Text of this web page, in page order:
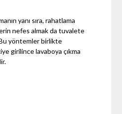
yanı sıra, rahatlama
nefes almak da tuvalete
yöntemler birlikte
girilince lavaboya çıkma